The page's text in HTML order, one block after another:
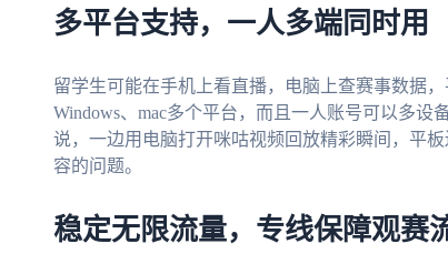
多平台支持，一人多端同时用
留学生可能在手机上看直播，电脑上查赛事数据
Windows、mac多个平台，而且一人账号可以多
说，一边用电脑打开咪咕视频回放精彩瞬间，平
容的问题。
稳定无限流量，专线保障观赛